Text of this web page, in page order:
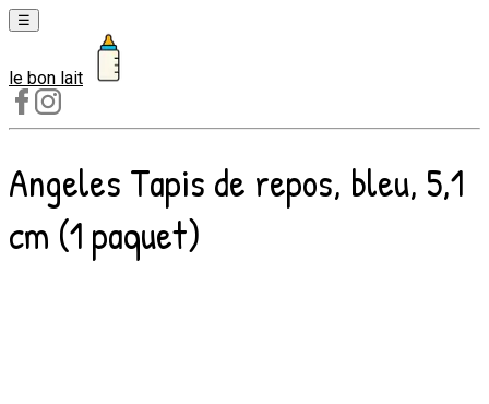
☰
Laits
1er
âge
Laits
2e
âge
le bon lait
Angeles Tapis de repos, bleu, 5,1
cm (1 paquet)